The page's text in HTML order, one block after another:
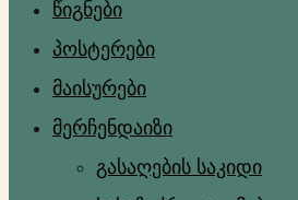
წიგნები
პოსტერები
მაისურები
მერჩენდაიზი
გასაღების საკიდი